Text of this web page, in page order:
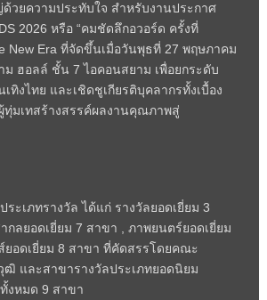
วยความประทับใจ สำหรับงานประกาศ
2026 หรือ “คมชัดลึกอวอร์ด ครั้งที่
New Era ที่จัดขึ้นเมื่อวันพุธที่ 27 พฤษภาคม
ฮอลล์ ชั้น 7 ไอคอนสยาม เพื่อยกระดับ
ทิงไทย และเชิดชูเกียรติบุคลากรทั้งเบื้อง
ทุ่มเทสร้างสรรค์ผลงานคุณภาพสู่
ระเภทรางวัล ได้แก่ รางวัลยอดเยี่ยม 3
กลยอดเยี่ยม 7 สาขา
ภาพยนตร์ยอดเยี่ยม
ยอดเยี่ยม 8 สาขา ที่คัดสรรโดยคณะ
ฒิ และสาขารางวัลประเภทยอดนิยม
ทั้งหมด 9 สาขา